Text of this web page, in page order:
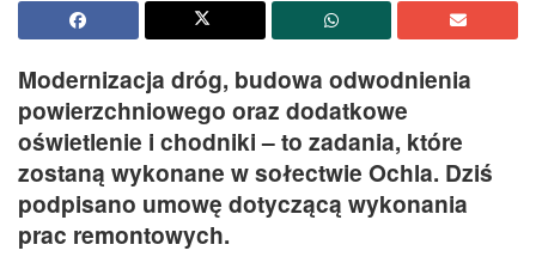
Modernizacja dróg, budowa odwodnienia
powierzchniowego oraz dodatkowe
oświetlenie i chodniki – to zadania, które
zostaną wykonane w sołectwie Ochla. Dziś
podpisano umowę dotyczącą wykonania
prac remontowych.